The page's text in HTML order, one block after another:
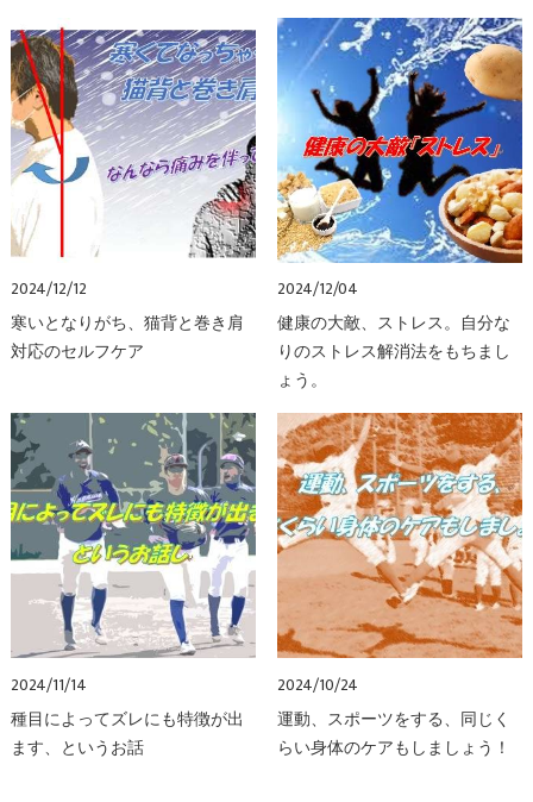
2024/12/12
寒いとなりがち、猫背と巻き肩
対応のセルフケア
2024/12/04
健康の大敵、ストレス。自分な
りのストレス解消法をもちまし
ょう。
2024/11/14
種目によってズレにも特徴が出
ます、というお話
2024/10/24
運動、スポーツをする、同じく
らい身体のケアもしましょう！